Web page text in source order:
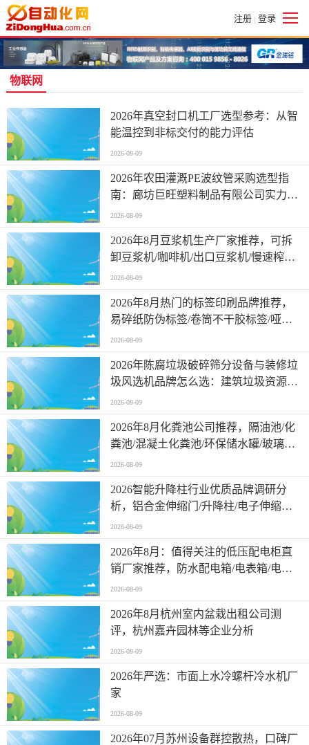
注册 | 登录
物联网
2026年真空封口机工厂选型参考：从智
能温控到非标交付的能力评估
2026-08-09
2026年农田灌溉PE波纹管采购选型指
南：廊坊巨旺塑料制品有限公司实力解
析
2026-08-09
2026年8月豆浆机生产厂家推荐，可拆
卸豆浆机/咖啡机/出口豆浆机/慢速榨汁
机/无线咖啡机/榨汁机，豆浆机销售厂
家哪家强
2026-08-09
2026年8月热门的标签印刷品牌推荐，
易碎纸防伪标签/卷筒不干胶标签/哑银
不干胶标签，标签印刷源头厂家哪家可
靠
2026-08-09
2026年陈腐垃圾破碎筛分设备与装修垃
圾风选机品牌怎么选：建筑垃圾资源化
利用设备/基于行业实践的多维度客观分
析
2026-08-09
2026年8月化粪池公司推荐，隔油池/化
粪池/混凝土化粪池/环保储水罐/玻璃钢
化粪池，化粪池厂家推荐
2026-08-09
2026智能升降柱行业优质品牌调研分
析，铝合金伸缩门/升降柱/电子伸缩门/
全封闭伸缩门/折叠伸缩门，升降柱公司
推荐
2026-08-09
2026年8月：值得关注的低压配电柜直
销厂家推荐，防水配电箱/电表箱/电缆
桥架/箱式移动变电站，配电柜公司选哪
家
2026-08-09
2026年8月杭州室内盆栽出租公司测
评，杭州嘉卉园林等企业分析
2026-08-09
2026年严选：市面上水冷螺杆冷水机厂
家
2026-08-09
2026年07月苏州设备群控散热，口碑厂